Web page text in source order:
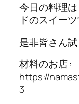
今日の料理
ドのスイー
是非皆さん
材料のお店 :
https://
3